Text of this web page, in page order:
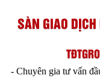
SÀN GIAO
- Chuyên gia tư vấn